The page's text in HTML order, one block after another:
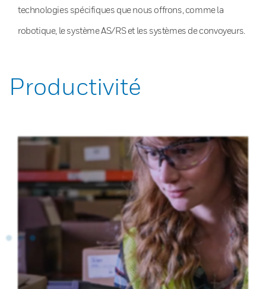
technologies spécifiques que nous offrons, comme la
robotique, le système AS/RS et les systèmes de convoyeurs.
Productivité